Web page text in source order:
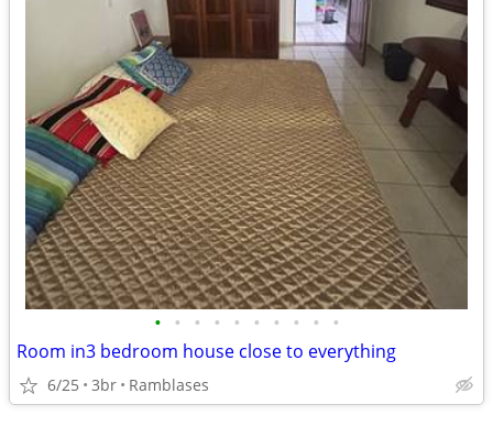
• • • • • • • • • •
Room in3 bedroom house close to everything
6/25 3br Ramblases